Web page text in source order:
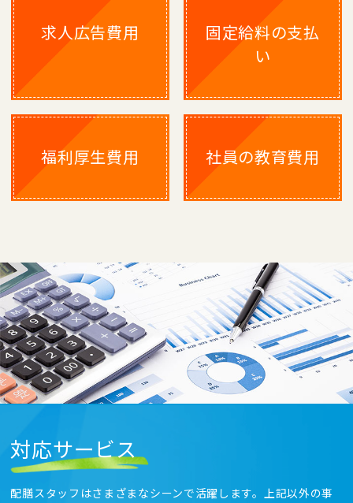
求人広告費用
固定給料の支払
い
福利厚生費用 社員の教育費用
対応サービス
配膳スタッフはさまざまなシーンで活躍します。上記以外の事